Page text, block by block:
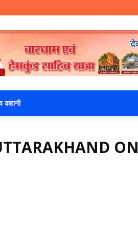
कहानी
ON